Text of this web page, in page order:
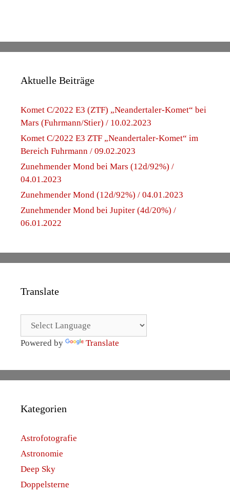
Aktuelle Beiträge
Komet C/2022 E3 (ZTF) „Neandertaler-Komet“ bei
Mars (Fuhrmann/Stier) / 10.02.2023
Komet C/2022 E3 ZTF „Neandertaler-Komet“ im
Bereich Fuhrmann / 09.02.2023
Zunehmender Mond bei Mars (12d/92%) /
04.01.2023
Zunehmender Mond (12d/92%) / 04.01.2023
Zunehmender Mond bei Jupiter (4d/20%) /
06.01.2022
Translate
Powered by Translate
Kategorien
Astrofotografie
Astronomie
Deep Sky
Doppelsterne